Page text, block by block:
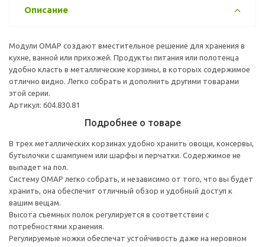
Описание
Модули ОМАР создают вместительное решение для хранения в
кухне, ванной или прихожей. Продукты питания или полотенца
удобно класть в металлические корзины, в которых содержимое
отлично видно. Легко собрать и дополнить другими товарами
этой серии.
Артикул: 604.830.81
Подробнее о товаре
В трех металлических корзинах удобно хранить овощи, консервы,
бутылочки с шампунем или шарфы и перчатки. Содержимое не
выпадет на пол.
Систему ОМАР легко собрать, и независимо от того, что вы будет
хранить, она обеспечит отличный обзор и удобный доступ к
вашим вещам.
Высота съемных полок регулируется в соответствии с
потребностями хранения.
Регулируемые ножки обеспечат устойчивость даже на неровном